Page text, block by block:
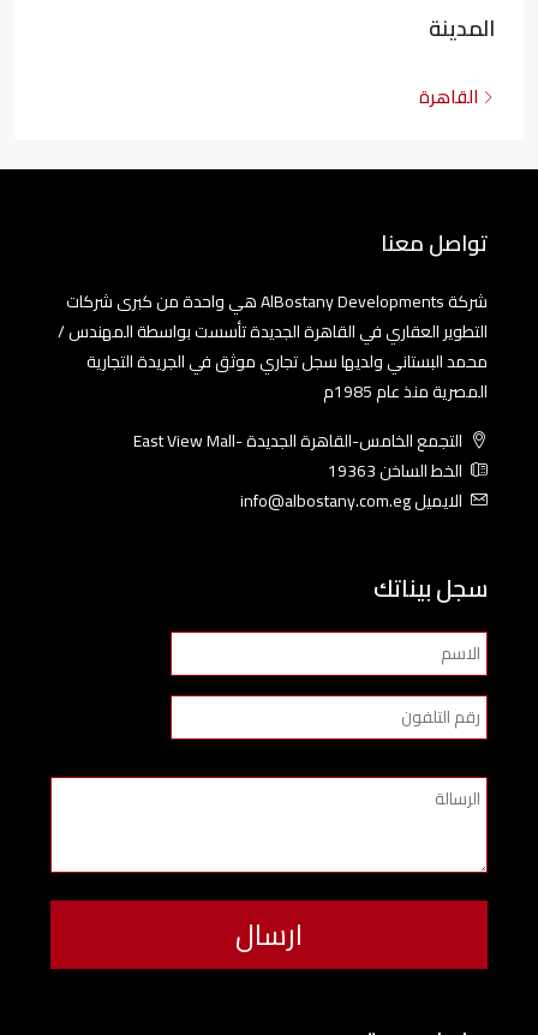
المدينة
القاهرة
تواصل معنا
شركة AlBostany Developments هي واحدة من كبرى شركات
التطوير العقاري في القاهرة الجديدة تأسست بواسطة المهندس /
محمد البستاني ولديها سجل تجاري موثق في الجريدة التجارية
المصرية منذ عام 1985م
التجمع الخامس-القاهرة الجديدة -East View Mall
الخط الساخن 19363
الايميل info@albostany.com.eg
سجل بيناتك